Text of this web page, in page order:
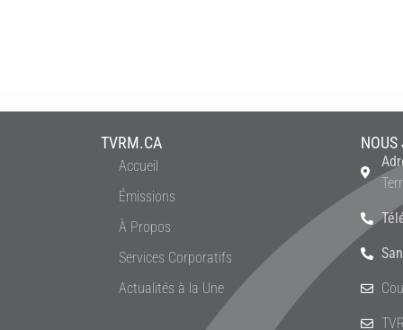
TVRM.CA
Accueil
Émissions
À Propos
Services Corporatifs
Actualités à la Une
NOUS